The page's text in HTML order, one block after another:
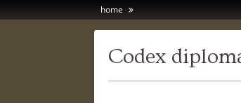
home
Codex